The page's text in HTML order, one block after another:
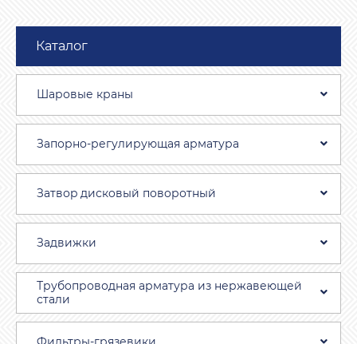
Каталог
Шаровые краны
Запорно-регулирующая арматура
Затвоp дискoвый пoвoротный
Задвижки
Трубопроводная aрматура из нержавеющей
стали